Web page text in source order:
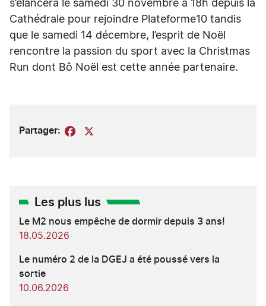
s’élancera le samedi 30 novembre à 18h depuis la
Cathédrale pour rejoindre Plateforme10 tandis
que le samedi 14 décembre, l’esprit de Noël
rencontre la passion du sport avec la Christmas
Run dont Bô Noël est cette année partenaire.
Partager: Facebook
Les plus lus
Le M2 nous empêche de dormir depuis 3 ans!
18.05.2026
Le numéro 2 de la DGEJ a été poussé vers la
sortie
10.06.2026